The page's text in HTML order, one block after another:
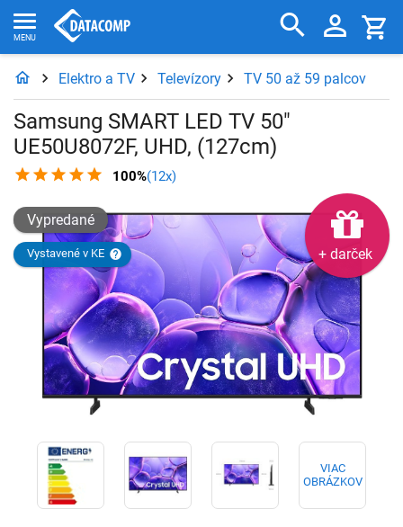
Elektro a TV Televízory TV 50 až 59 palcov
Samsung SMART LED TV 50"
UE50U8072F, UHD, (127cm)
100%(12x)
VIAC
OBRÁZKOV
Vypredané
Vystavené v KE + darček